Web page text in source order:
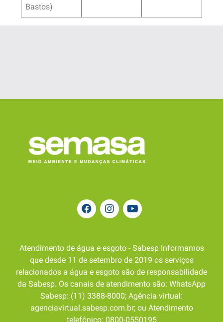
Bastos)
Atendimento de água e esgoto - Sabesp Informamos
que desde 11 de setembro de 2019 os serviços
relacionados a água e esgoto são de responsabilidade
da Sabesp. Os canais de atendimento são: WhatsApp
Sabesp: (11) 3388-8000; Agência virtual:
agenciavirtual.sabesp.com.br; ou Atendimento
telefônico: 0800-0550195